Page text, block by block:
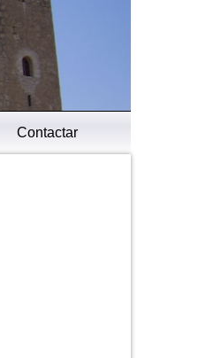
Contactar